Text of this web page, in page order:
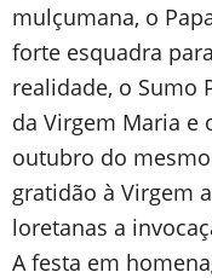
mulçumana, o
forte esquadra
realidade, o Sumo
da Virgem Maria e
outubro do
gratidão à Virgem
loretanas a
A festa em